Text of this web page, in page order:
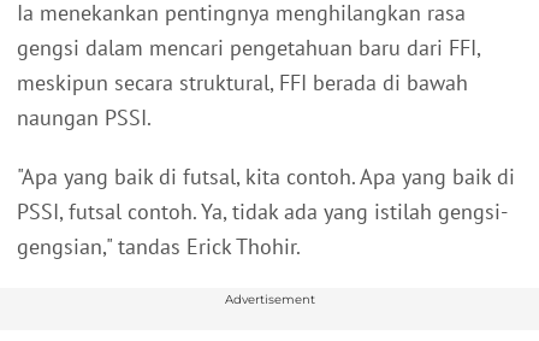
Ia menekankan pentingnya menghilangkan rasa
gengsi dalam mencari pengetahuan baru dari FFI,
meskipun secara struktural, FFI berada di bawah
naungan PSSI.
"Apa yang baik di futsal, kita contoh. Apa yang baik di
PSSI, futsal contoh. Ya, tidak ada yang istilah gengsi-
gengsian," tandas Erick Thohir.
Advertisement